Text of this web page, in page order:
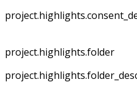
project.highlights.folder